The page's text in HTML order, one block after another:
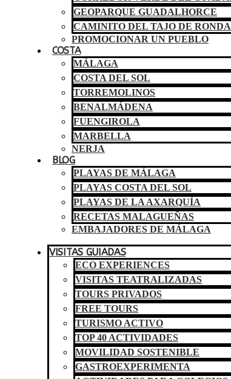
GEOPARQUE GUADALHORCE
CAMINITO DEL TAJO DE RONDA
PROMOCIONAR UN PUEBLO
COSTA
MÁLAGA
COSTA DEL SOL
TORREMOLINOS
BENALMÁDENA
FUENGIROLA
MARBELLA
NERJA
BLOG
PLAYAS DE MÁLAGA
PLAYAS COSTA DEL SOL
PLAYAS DE LA AXARQUÍA
RECETAS MALAGUEÑAS
EMBAJADORES DE MÁLAGA
VISITAS GUIADAS
ECO EXPERIENCES
VISITAS TEATRALIZADAS
TOURS PRIVADOS
FREE TOURS
TURISMO ACTIVO
TOP 40 ACTIVIDADES
MOVILIDAD SOSTENIBLE
GASTROEXPERIMENTA